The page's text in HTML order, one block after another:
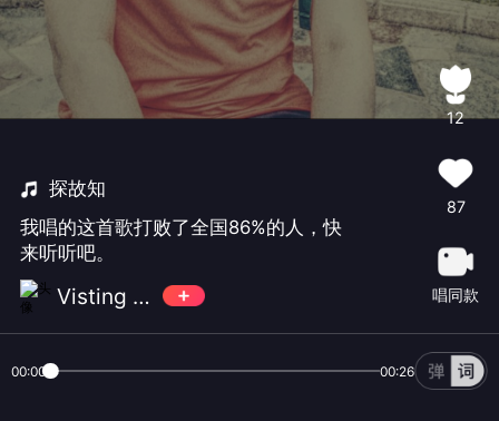
探故知
我唱的这首歌打败了全国86%的人，快
来听听吧。
Visting Ten
12
87
唱同款
00:00 00:26